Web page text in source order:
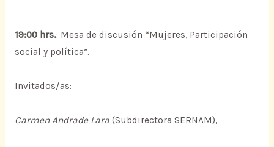
19:00 hrs.: Mesa de discusión “Mujeres, Participación
social y política”.
Invitados/as:
Carmen Andrade Lara(Subdirectora SERNAM),